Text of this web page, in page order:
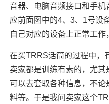
音器、电脑音频接口和手
应前面图中的4、3、1号设
自己对应的设备上正常工作
在买TRRS话筒的过程中，
卖家都是训练有素的，尤
可以去套取各种信息，不
料等。于是我问卖家这个